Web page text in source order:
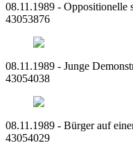
08.11.1989 - Oppositionelle
43053876
08.11.1989 - Junge
43054038
08.11.1989 - Bürger auf
43054029